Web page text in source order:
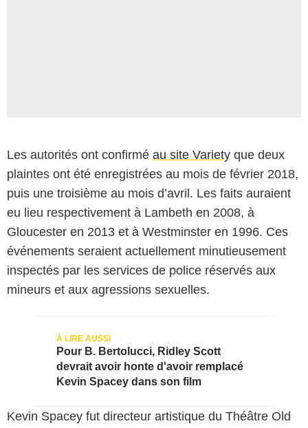
Les autorités ont confirmé au site Variety que deux
plaintes ont été enregistrées au mois de février 2018,
puis une troisième au mois d’avril. Les faits auraient
eu lieu respectivement à Lambeth en 2008, à
Gloucester en 2013 et à Westminster en 1996. Ces
événements seraient actuellement minutieusement
inspectés par les services de police réservés aux
mineurs et aux agressions sexuelles.
Pour B. Bertolucci, Ridley Scott
devrait avoir honte d'avoir remplacé
Kevin Spacey dans son film
Kevin Spacey fut directeur artistique du Théâtre Old